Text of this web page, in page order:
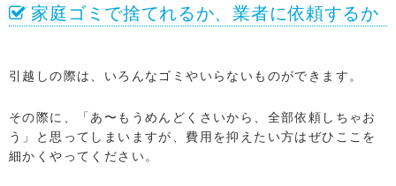
家庭ゴミで捨てれるか、業者に依頼するか
引越しの際は、いろんなゴミやいらないものができます。
その際に、「あ〜もうめんどくさいから、全部依頼しちゃお
う」と思ってしまいますが、費用を抑えたい方はぜひここを
細かくやってください。